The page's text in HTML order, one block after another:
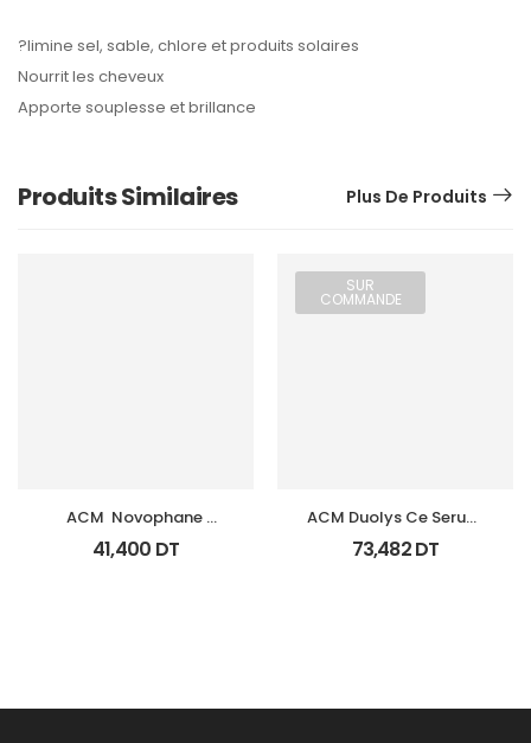
?limine sel, sable, chlore et produits solaires
Nourrit les cheveux
Apporte souplesse et brillance
Produits Similaires Plus De Produits
ACM  Novophane
Shampooing Energisant
Fl 200Ml
41,400 DT
SUR
COMMANDE
ACM Duolys Ce Serum
Intensif Anti Oxydant
15Ml
73,482DT